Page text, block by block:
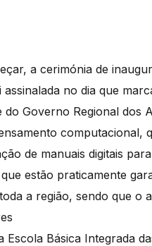
a cerimónia de
assinalada no dia que
do Governo Regional
computacional,
de manuais digitais
estão praticamente
a região, sendo que
Escola Básica Integrada